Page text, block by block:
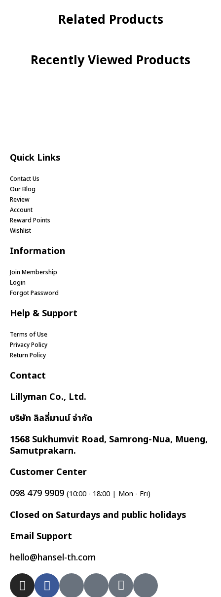
Related Products
Recently Viewed Products
Quick Links
Contact Us
Our Blog
Review
Account
Reward Points
Wishlist
Information
Join Membership
Login
Forgot Password
Help & Support
Terms of Use
Privacy Policy
Return Policy
Contact
Lillyman Co., Ltd.
บริษัท ลิลลี่มานน์ จำกัด
1568 Sukhumvit Road, Samrong-Nua, Mueng,
Samutprakarn.
Customer Center
098 479 9909 (10:00 - 18:00 | Mon - Fri)
Closed on Saturdays and public holidays
Email Support
hello@hansel-th.com